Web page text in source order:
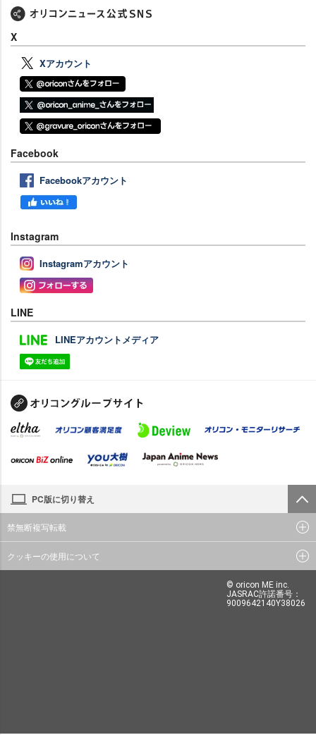
X
Xアカウント
Facebook
Facebookアカウント
Instagram
Instagramアカウント
LINE
LINEアカウントメディア
PC版に切り替え
禁無断複写転載
クッキーの使用について
© oricon ME inc.
JASRAC許諾番号：
9009642140Y38026